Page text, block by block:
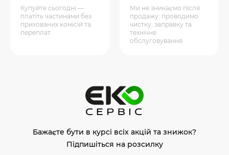
Купуйте сьогодні —
платіть частинами без
прихованих комісій та
переплат.
Ми не зникаємо після
продажу: проводимо
чистку, заправку та
технічне
обслуговування
Бажаєте бути в курсі всіх акцій та знижок?
Підпишіться на розсилку